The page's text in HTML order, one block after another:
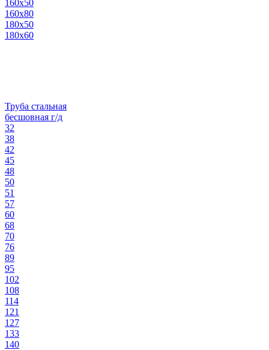
160х50
160х80
180х50
180х60
Труба стальная
бесшовная г/д
32
38
42
45
48
50
51
57
60
68
70
76
89
95
102
108
114
121
127
133
140